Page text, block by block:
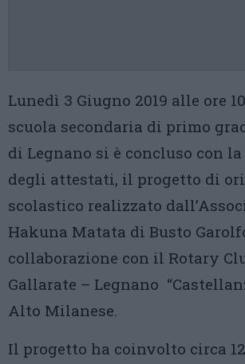
Lunedì 3 Giugno 2019 alle ore
scuola secondaria di primo
di Legnano si è concluso con
degli attestati, il progetto di
scolastico realizzato
Hakuna Matata di Busto
collaborazione con il Rotary
Gallarate – Legnano
Alto Milanese.
Il progetto ha coinvolto circa